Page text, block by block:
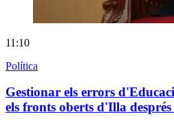
11:10
Política
Gestionar els errors
els fronts oberts d'Illa